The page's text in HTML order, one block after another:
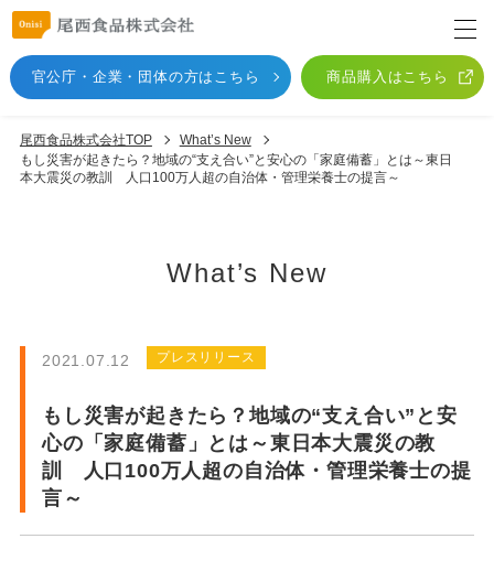
官公庁・企業・団体の方はこちら 商品購入はこちら
尾西食品株式会社TOP
What’s New
もし災害が起きたら？地域の“支え合い”と安心の「家庭備蓄」とは～東日
本大震災の教訓 人口100万人超の自治体・管理栄養士の提言～
What’s New
2021.07.12 プレスリリース
もし災害が起きたら？地域の“支え合い”と安
心の「家庭備蓄」とは～東日本大震災の教
訓 人口100万人超の自治体・管理栄養士の提
言～